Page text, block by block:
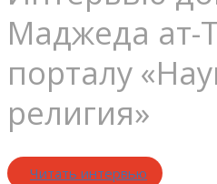
Маджеда ат-
порталу
религия»
Читать интервью